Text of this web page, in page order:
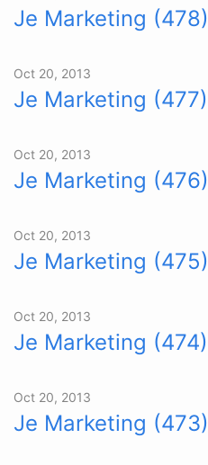
Je Marketing (478)
Oct 20, 2013
Je Marketing (477)
Oct 20, 2013
Je Marketing (476)
Oct 20, 2013
Je Marketing (475)
Oct 20, 2013
Je Marketing (474)
Oct 20, 2013
Je Marketing (473)